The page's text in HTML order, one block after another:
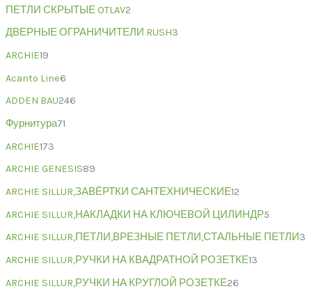
ПЕТЛИ СКРЫТЫЕ OTLAV2
ДВЕРНЫЕ ОГРАНИЧИТЕЛИ RUSH3
ARCHIE19
Acanto Line6
ADDEN BAU246
Фурнитура71
ARCHIE173
ARCHIE GENESIS89
ARCHIE SILLUR,ЗАВЁРТКИ САНТЕХНИЧЕСКИЕ12
ARCHIE SILLUR,НАКЛАДКИ НА КЛЮЧЕВОЙ ЦИЛИНДР5
ARCHIE SILLUR,ПЕТЛИ,ВРЕЗНЫЕ ПЕТЛИ,СТАЛЬНЫЕ ПЕТЛИ3
ARCHIE SILLUR,РУЧКИ НА КВАДРАТНОЙ РОЗЕТКЕ13
ARCHIE SILLUR,РУЧКИ НА КРУГЛОЙ РОЗЕТКЕ26